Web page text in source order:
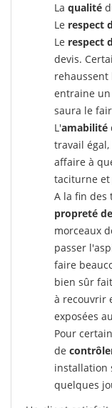
La qualité
Le respect
Le respect
devis.
entraine
saura le
L'amabilité
travail
affaire à
taciturne et
A la fin des
propreté
morceaux
passer
faire
bien sûr
à recouvrir
exposées
Pour
de
installation
quelques